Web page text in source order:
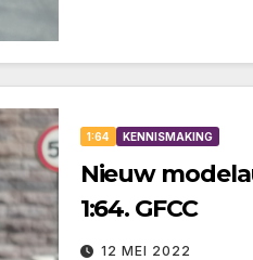
1:64 KENNISMAKING
Nieuw
1:64. GFCC
12 MEI 2022